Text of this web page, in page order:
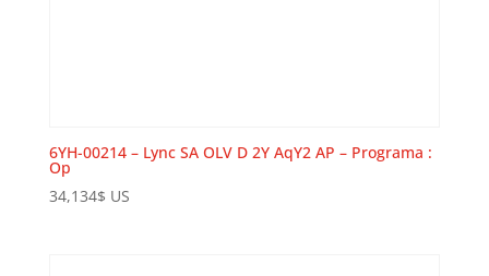
6YH-00214 – Lync SA OLV D 2Y AqY2 AP – Programa :
Op
34,134$ US